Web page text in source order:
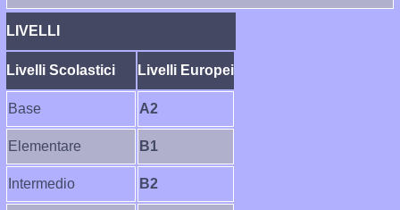
LIVELLI
Livelli Scolastici Livelli Europei
Base A2
Elementare B1
Intermedio B2